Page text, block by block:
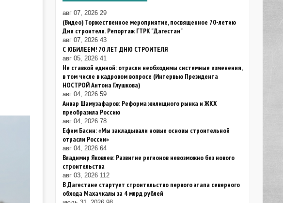
авг 07, 2026 29
(Видео) Торжественное мероприятие, посвященное 70-летию
Дня строителя. Репортаж ГТРК "Дагестан"
авг 07, 2026 43
С ЮБИЛЕЕМ! 70 ЛЕТ ДНЮ СТРОИТЕЛЯ
авг 05, 2026 41
Не ставкой единой: отрасли необходимы системные изменения,
в том числе в кадровом вопросе (Интервью Президента
НОСТРОЙ Антона Глушкова)
авг 04, 2026 59
Анвар Шамузафаров: Реформа жилищного рынка и ЖКХ
преобразила Россию
авг 04, 2026 78
Ефим Басин: «Мы закладывали новые основы строительной
отрасли России»
авг 04, 2026 64
Владимир Яковлев: Развитие регионов невозможно без нового
строительства
авг 03, 2026 112
В Дагестане стартует строительство первого этапа северного
обхода Махачкалы за 4 млрд рублей